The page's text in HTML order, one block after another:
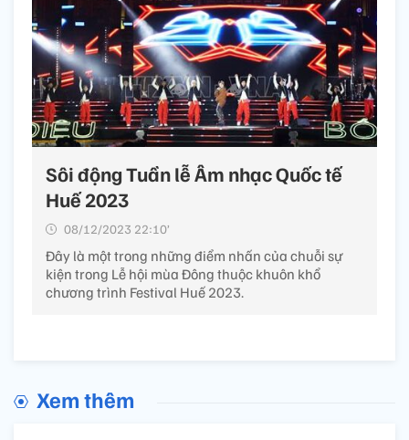
Sôi động Tuần lễ Âm nhạc Quốc tế
Huế 2023
08/12/2023 22:10’
Đây là một trong những điểm nhấn của chuỗi sự
kiện trong Lễ hội mùa Đông thuộc khuôn khổ
chương trình Festival Huế 2023.
Xem thêm